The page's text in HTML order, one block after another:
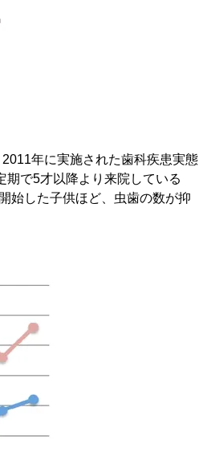
年に実施された歯科疾患実態
で5才以降より来院している
始した子供ほど、虫歯の数が抑